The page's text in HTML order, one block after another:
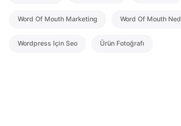
Word Of Mouth Marketing Word Of Mouth
Wordpress Için Seo Ürün Fotoğrafı